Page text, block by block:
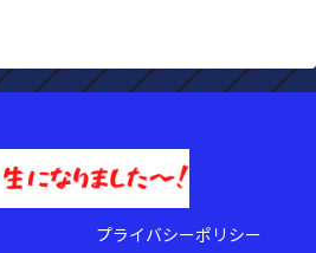
プライバシーポリシー